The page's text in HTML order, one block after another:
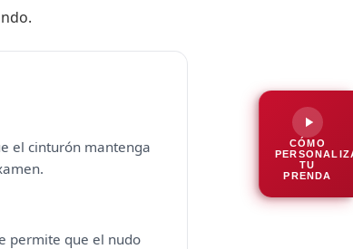
el cinturón mantenga
permite que el nudo
CÓMO
TU
PRENDA